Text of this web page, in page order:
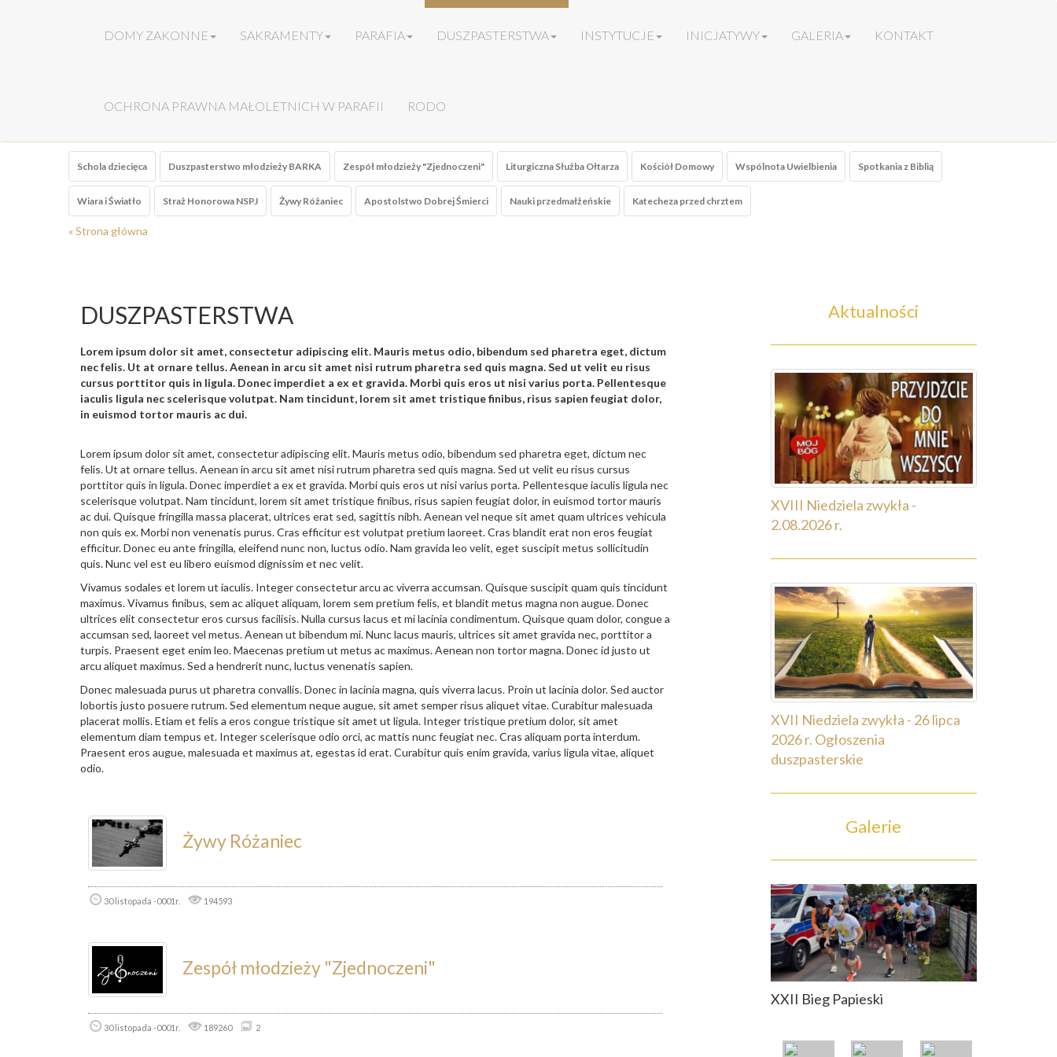
DOMY ZAKONNE SAKRAMENTY PARAFIA DUSZPASTERSTWA INSTYTUCJE INICJATYWY GALERIA KONTAKT
OCHRONA PRAWNA MAŁOLETNICH W PARAFII RODO
Schola dziecięca Duszpasterstwo młodzieży BARKA Zespół młodzieży "Zjednoczeni" Liturgiczna Służba Ołtarza Kościół Domowy Wspólnota Uwielbienia Spotkania z Biblią
Wiara i Światło Straż Honorowa NSPJ Żywy Różaniec Apostolstwo Dobrej Śmierci Nauki przedmałżeńskie Katecheza przed chrztem
« Strona główna
DUSZPASTERSTWA
Lorem ipsum dolor sit amet, consectetur adipiscing elit. Mauris metus odio, bibendum sed pharetra eget, dictum
nec felis. Ut at ornare tellus. Aenean in arcu sit amet nisi rutrum pharetra sed quis magna. Sed ut velit eu risus
cursus porttitor quis in ligula. Donec imperdiet a ex et gravida. Morbi quis eros ut nisi varius porta. Pellentesque
iaculis ligula nec scelerisque volutpat. Nam tincidunt, lorem sit amet tristique finibus, risus sapien feugiat dolor,
in euismod tortor mauris ac dui.
Lorem ipsum dolor sit amet, consectetur adipiscing elit. Mauris metus odio, bibendum sed pharetra eget, dictum nec
felis. Ut at ornare tellus. Aenean in arcu sit amet nisi rutrum pharetra sed quis magna. Sed ut velit eu risus cursus
porttitor quis in ligula. Donec imperdiet a ex et gravida. Morbi quis eros ut nisi varius porta. Pellentesque iaculis ligula nec
scelerisque volutpat. Nam tincidunt, lorem sit amet tristique finibus, risus sapien feugiat dolor, in euismod tortor mauris
ac dui. Quisque fringilla massa placerat, ultrices erat sed, sagittis nibh. Aenean vel neque sit amet quam ultrices vehicula
non quis ex. Morbi non venenatis purus. Cras efficitur est volutpat pretium laoreet. Cras blandit erat non eros feugiat
efficitur. Donec eu ante fringilla, eleifend nunc non, luctus odio. Nam gravida leo velit, eget suscipit metus sollicitudin
quis. Nunc vel est eu libero euismod dignissim et nec velit.
Vivamus sodales et lorem ut iaculis. Integer consectetur arcu ac viverra accumsan. Quisque suscipit quam quis tincidunt
maximus. Vivamus finibus, sem ac aliquet aliquam, lorem sem pretium felis, et blandit metus magna non augue. Donec
ultrices elit consectetur eros cursus facilisis. Nulla cursus lacus et mi lacinia condimentum. Quisque quam dolor, congue a
accumsan sed, laoreet vel metus. Aenean ut bibendum mi. Nunc lacus mauris, ultrices sit amet gravida nec, porttitor a
turpis. Praesent eget enim leo. Maecenas pretium ut metus ac maximus. Aenean non tortor magna. Donec id justo ut
arcu aliquet maximus. Sed a hendrerit nunc, luctus venenatis sapien.
Donec malesuada purus ut pharetra convallis. Donec in lacinia magna, quis viverra lacus. Proin ut lacinia dolor. Sed auctor
lobortis justo posuere rutrum. Sed elementum neque augue, sit amet semper risus aliquet vitae. Curabitur malesuada
placerat mollis. Etiam et felis a eros congue tristique sit amet ut ligula. Integer tristique pretium dolor, sit amet
elementum diam tempus et. Integer scelerisque odio orci, ac mattis nunc feugiat nec. Cras aliquam porta interdum.
Praesent eros augue, malesuada et maximus at, egestas id erat. Curabitur quis enim gravida, varius ligula vitae, aliquet
odio.
Żywy Różaniec
30 listopada -0001r. 194593
Zespół młodzieży "Zjednoczeni"
30 listopada -0001r. 189260 2
Aktualności
XVIII Niedziela zwykła -
2.08.2026 r.
XVII Niedziela zwykła - 26 lipca
2026 r. Ogłoszenia
duszpasterskie
Galerie
XXII Bieg Papieski